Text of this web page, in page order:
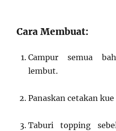
Cara Membuat:
Campur semua
lembut.
Panaskan cetakan
Taburi topping